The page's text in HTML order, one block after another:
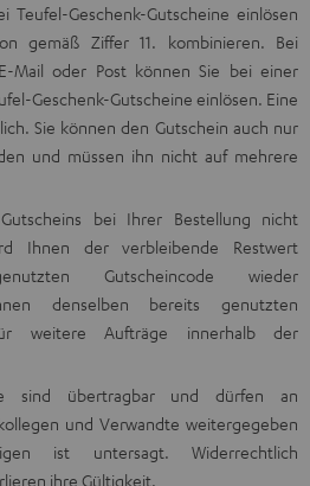
Teufel-Geschenk-Gutscheine einlösen
gemäß Ziffer 11. kombinieren. Bei
Mail oder Post können Sie bei einer
Geschenk-Gutscheine einlösen. Eine
Sie können den Gutschein auch nur
und müssen ihn nicht auf mehrere
bei Ihrer Bestellung nicht
Ihnen der verbleibende Restwert
Gutscheincode wieder
denselben bereits genutzten
weitere Aufträge innerhalb der
sind übertragbar und dürfen an
und Verwandte weitergegeben
ist untersagt. Widerrechtlich
ihre Gültigkeit.